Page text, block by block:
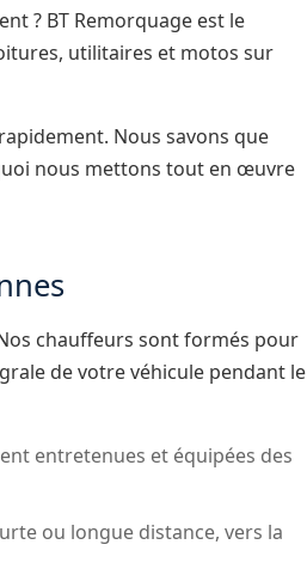
? BT Remorquage est le
utilitaires et motos sur
Nous savons que
nous mettons tout en œuvre
chauffeurs sont formés pour
de votre véhicule pendant le
entretenues et équipées des
ou longue distance, vers la